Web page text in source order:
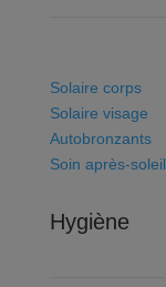
Solaire corps
Solaire visage
Autobronzants
Soin après-soleil
Hygiène